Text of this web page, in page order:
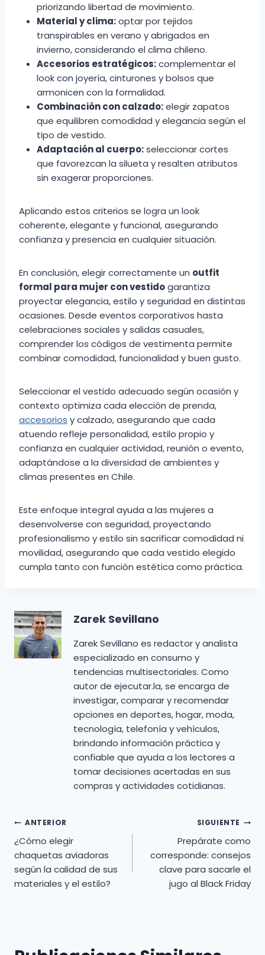
priorizando libertad de movimiento.
Material y clima:optar por tejidos
transpirables en verano y abrigados en
invierno, considerando el clima chileno.
Accesorios estratégicos:complementar el
look con joyería, cinturones y bolsos que
armonicen con la formalidad.
Combinación con calzado:elegir zapatos
que equilibren comodidad y elegancia según el
tipo de vestido.
Adaptación al cuerpo:seleccionar cortes
que favorezcan la silueta y resalten atributos
sin exagerar proporciones.
Aplicando estos criterios se logra un look
coherente, elegante y funcional, asegurando
confianza y presencia en cualquier situación.
En conclusión, elegir correctamente un outfit
formal para mujer con vestidogarantiza
proyectar elegancia, estilo y seguridad en distintas
ocasiones. Desde eventos corporativos hasta
celebraciones sociales y salidas casuales,
comprender los códigos de vestimenta permite
combinar comodidad, funcionalidad y buen gusto.
Seleccionar el vestido adecuado según ocasión y
contexto optimiza cada elección de prenda,
accesorios y calzado, asegurando que cada
atuendo refleje personalidad, estilo propio y
confianza en cualquier actividad, reunión o evento,
adaptándose a la diversidad de ambientes y
climas presentes en Chile.
Este enfoque integral ayuda a las mujeres a
desenvolverse con seguridad, proyectando
profesionalismo y estilo sin sacrificar comodidad ni
movilidad, asegurando que cada vestido elegido
cumpla tanto con función estética como práctica.
Zarek Sevillano
Zarek Sevillano es redactor y analista
especializado en consumo y
tendencias multisectoriales. Como
autor de ejecutar.la, se encarga de
investigar, comparar y recomendar
opciones en deportes, hogar, moda,
tecnología, telefonía y vehículos,
brindando información práctica y
confiable que ayuda a los lectores a
tomar decisiones acertadas en sus
compras y actividades cotidianas.
Navegación
de
entradas
ANTERIOR
¿Cómo elegir
chaquetas aviadoras
según la calidad de sus
materiales y el estilo?
SIGUIENTE
Prepárate como
corresponde: consejos
clave para sacarle el
jugo al Black Friday